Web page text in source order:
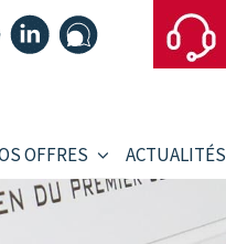
OFFRES ACTUALITÉS